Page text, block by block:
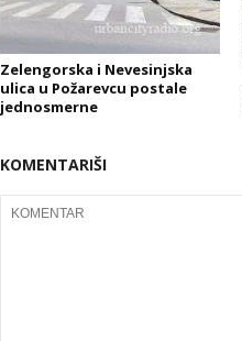
Zelengorska i Nevesinjska
ulica u Požarevcu postale
jednosmerne
KOMENTARIŠI